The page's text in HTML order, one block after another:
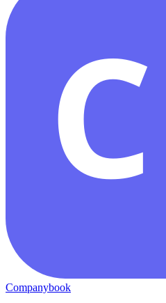
Companybook